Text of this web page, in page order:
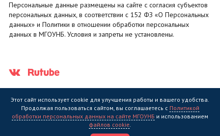
Персональные данные размещены на сайте с согласия субъектов
персональных данных, в соответствии с 152 ФЗ «О Персональных
данных» и Политики в отношении обработки персональных
данных в МГОУНБ. Условия и запреты не установлены.
Государственное областное бюджетное учреждение культуры
Этот сайт использует cookie для улучшения работы и вашего удобства.
Продолжая пользоваться сайтом, вы соглашаетесь с Политикой
обработки персональных данных на сайте МГОУНБ и использованием
файлов cookie.